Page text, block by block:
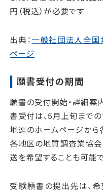
円（税込）が必要です
出典：一般社団法人全
ページ
願書受付の期間
願書の受付開始・詳細案
書受付は、5月上旬までの
地連のホームページから
各地区の地質調査業協会
送を希望することも可能で
受験願書の提出先は、